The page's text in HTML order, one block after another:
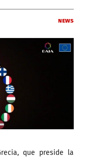
News
que preside la